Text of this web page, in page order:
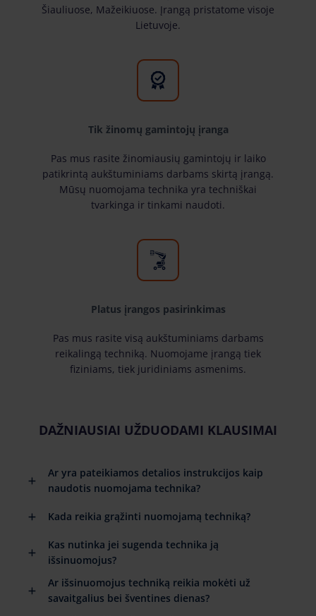
Šiauliuose, Mažeikiuose. Įrangą pristatome visoje
Lietuvoje.
Tik žinomų gamintojų įranga
Pas mus rasite žinomiausių gamintojų ir laiko
patikrintą aukštuminiams darbams skirtą įrangą.
Mūsų nuomojama technika yra techniškai
tvarkinga ir tinkami naudoti.
Platus įrangos pasirinkimas
Pas mus rasite visą aukštuminiams darbams
reikalingą techniką. Nuomojame įrangą tiek
fiziniams, tiek juridiniams asmenims.
DAŽNIAUSIAI UŽDUODAMI KLAUSIMAI
Ar yra pateikiamos detalios instrukcijos kaip
naudotis nuomojama technika?
Kada reikia grąžinti nuomojamą techniką?
Kas nutinka jei sugenda technika ją
išsinuomojus?
Ar išsinuomojus techniką reikia mokėti už
savaitgalius bei šventines dienas?